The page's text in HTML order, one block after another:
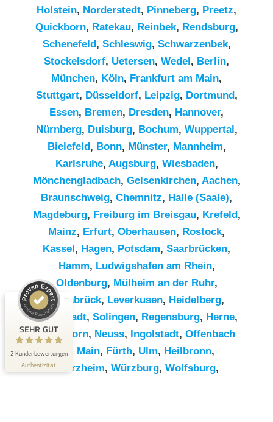
Holstein, Norderstedt, Pinneberg, Preetz,
Quickborn, Ratekau, Reinbek, Rendsburg,
Schenefeld, Schleswig, Schwarzenbek,
Stockelsdorf, Uetersen, Wedel, Berlin,
München, Köln, Frankfurt am Main,
Stuttgart, Düsseldorf, Leipzig, Dortmund,
Essen, Bremen, Dresden, Hannover,
Nürnberg, Duisburg, Bochum, Wuppertal,
Bielefeld, Bonn, Münster, Mannheim,
Karlsruhe, Augsburg, Wiesbaden,
Mönchengladbach, Gelsenkirchen, Aachen,
Braunschweig, Chemnitz⁠, Halle (Saale),
Magdeburg, Freiburg im Breisgau, Krefeld,
Mainz, Erfurt, Oberhausen, Rostock,
Kassel, Hagen, Potsdam, Saarbrücken,
Hamm, Ludwigshafen am Rhein,
Oldenburg, Mülheim an der Ruhr,
Osnabrück, Leverkusen, Heidelberg,
Darmstadt, Solingen, Regensburg, Herne,
Paderborn, Neuss, Ingolstadt, Offenbach
am Main, Fürth, Ulm, Heilbronn,
Pforzheim, Würzburg, Wolfsburg,
SEHR GUT
2 Kundenbewertungen
Authentizität
Kundenbewertungen und Erfahrungen zu
RümpelButler
SEHR GUT
5,00 / 5,00
2
anderen Quelle
Blick aufs ProvenExpert-Profil werfen